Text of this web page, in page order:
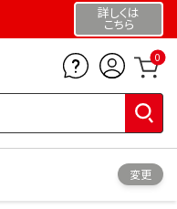
詳しくは
こちら
0
変更